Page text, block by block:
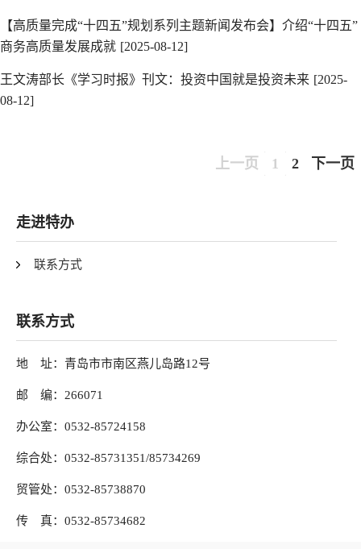
【高质量完成“十四五”规划系列主题新闻发布会】介绍“十四五”
商务高质量发展成就 [2025-08-12]
王文涛部长《学习时报》刊文：投资中国就是投资未来 [2025-
08-12]
上一页 1 2 下一页
走进特办
联系方式
联系方式
地 址：青岛市市南区燕儿岛路12号
邮 编：266071
办公室：0532-85724158
综合处：0532-85731351/85734269
贸管处：0532-85738870
传 真：0532-85734682